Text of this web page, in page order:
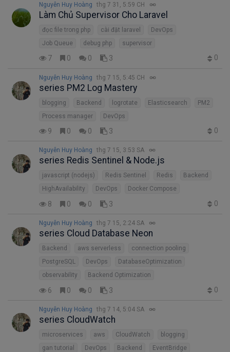
Nguyễn Huy Hoàng thg 7 31, 5:59 CH
Làm Chủ Supervisor Cho Laravel
đọc file trong php cài đặt laravel
DevOps
Job Queue
debug php supervisor
7 0 0 3 0
Nguyễn Huy Hoàng thg 7 15, 5:45 CH
series PM2 Log Mastery
blogging Backend logrotate Elasticsearch
PM2
Process manager
DevOps
9 0 0 3 0
Nguyễn Huy Hoàng thg 7 15, 3:53 SA
series Redis Sentinel & Node.js
javascript (nodejs) Redis Sentinel Redis
Backend
HighAvailability
DevOps Docker Compose
8 0 0 3 0
Nguyễn Huy Hoàng thg 7 15, 2:24 SA
series Cloud Database Neon
Backend aws serverless
connection pooling
PostgreSQL
DevOps
DatabaseOptimization
observability
Backend Optimization
6 0 0 3 0
Nguyễn Huy Hoàng thg 7 14, 5:04 SA
series CloudWatch
microservices aws CloudWatch
blogging
gan tutorial
DevOps Backend
EventBridge